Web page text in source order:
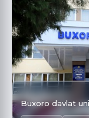
Buxoro davlat